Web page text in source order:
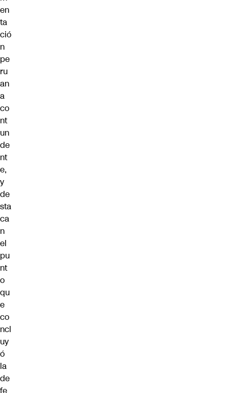
en
ta
ció
n
pe
ru
an
a
co
nt
un
de
nt
e,
y
de
sta
ca
n
el
pu
nt
o
qu
e
co
ncl
uy
ó
la
de
fe